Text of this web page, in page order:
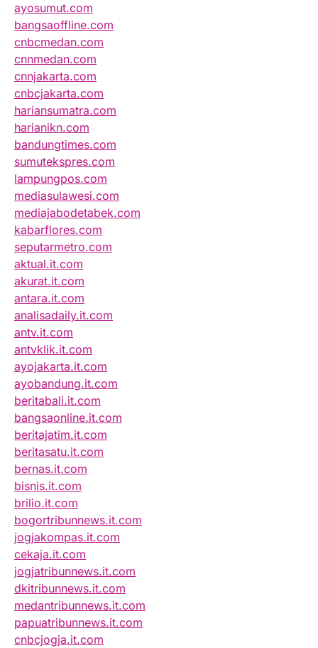
ayosumut.com
bangsaoffline.com
cnbcmedan.com
cnnmedan.com
cnnjakarta.com
cnbcjakarta.com
hariansumatra.com
harianikn.com
bandungtimes.com
sumutekspres.com
lampungpos.com
mediasulawesi.com
mediajabodetabek.com
kabarflores.com
seputarmetro.com
aktual.it.com
akurat.it.com
antara.it.com
analisadaily.it.com
antv.it.com
antvklik.it.com
ayojakarta.it.com
ayobandung.it.com
beritabali.it.com
bangsaonline.it.com
beritajatim.it.com
beritasatu.it.com
bernas.it.com
bisnis.it.com
brilio.it.com
bogortribunnews.it.com
jogjakompas.it.com
cekaja.it.com
jogjatribunnews.it.com
dkitribunnews.it.com
medantribunnews.it.com
papuatribunnews.it.com
cnbcjogja.it.com